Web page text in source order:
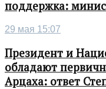
поддержка:
29 мая 15:07
Президент и
обладают
Арцаха: ответ